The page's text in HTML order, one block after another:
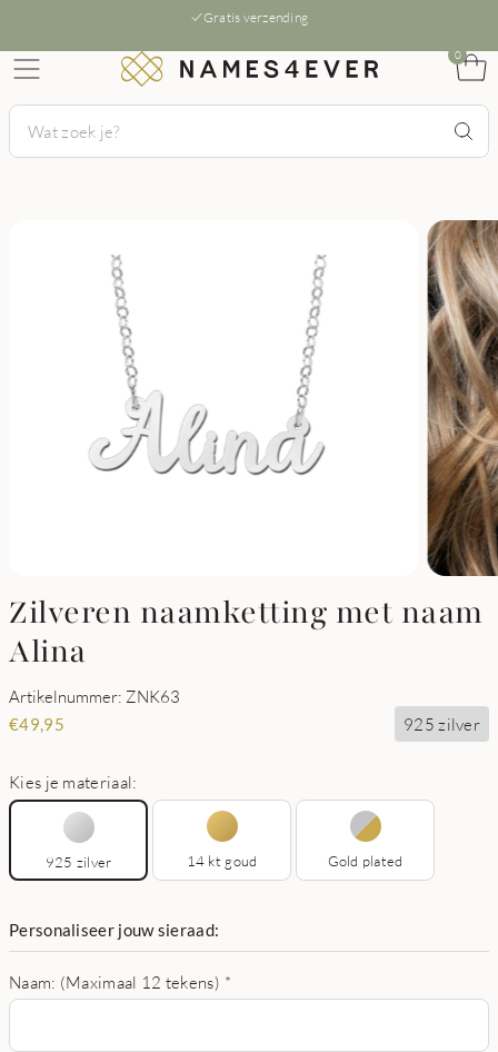
Gratis verzending
0
Zilveren naamketting met naam
Alina
Artikelnummer: ZNK63
€49,95 925 zilver
Kies je materiaal:
925 zilver 14 kt goud Gold plated
Personaliseer jouw sieraad:
Naam: (Maximaal 12 tekens) *